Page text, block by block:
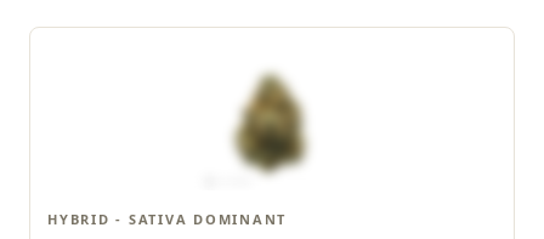
HYBRID - SATIVA DOMINANT